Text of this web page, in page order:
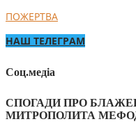
ПОЖЕРТВА
НАШ ТЕЛЕГРАМ
Соц.медіа
СПОГАДИ ПРО
МИТРОПОЛИТА